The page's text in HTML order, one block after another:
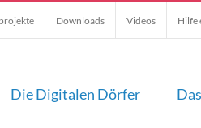
Downloads Videos Hilfe
Die Digitalen Dörfer